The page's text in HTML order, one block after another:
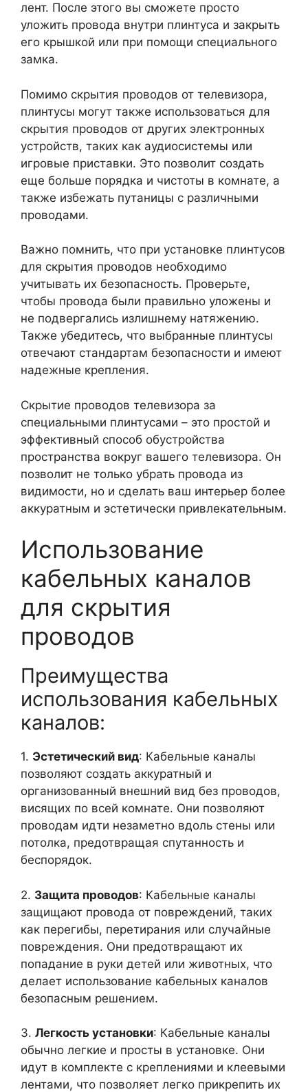
лент. После этого вы сможете просто
уложить провода внутри плинтуса и закрыть
его крышкой или при помощи специального
замка.
Помимо скрытия проводов от телевизора,
плинтусы могут также использоваться для
скрытия проводов от других электронных
устройств, таких как аудиосистемы или
игровые приставки. Это позволит создать
еще больше порядка и чистоты в комнате, а
также избежать путаницы с различными
проводами.
Важно помнить, что при установке плинтусов
для скрытия проводов необходимо
учитывать их безопасность. Проверьте,
чтобы провода были правильно уложены и
не подвергались излишнему натяжению.
Также убедитесь, что выбранные плинтусы
отвечают стандартам безопасности и имеют
надежные крепления.
Скрытие проводов телевизора за
специальными плинтусами – это простой и
эффективный способ обустройства
пространства вокруг вашего телевизора. Он
позволит не только убрать провода из
видимости, но и сделать ваш интерьер более
аккуратным и эстетически привлекательным.
Использование
кабельных каналов
для скрытия
проводов
Преимущества
использования кабельных
каналов:
1. Эстетический вид: Кабельные каналы
позволяют создать аккуратный и
организованный внешний вид без проводов,
висящих по всей комнате. Они позволяют
проводам идти незаметно вдоль стены или
потолка, предотвращая спутанность и
беспорядок.
2. Защита проводов: Кабельные каналы
защищают провода от повреждений, таких
как перегибы, перетирания или случайные
повреждения. Они предотвращают их
попадание в руки детей или животных, что
делает использование кабельных каналов
безопасным решением.
3. Легкость установки: Кабельные каналы
обычно легкие и просты в установке. Они
идут в комплекте с креплениями и клеевыми
лентами, что позволяет легко прикрепить их